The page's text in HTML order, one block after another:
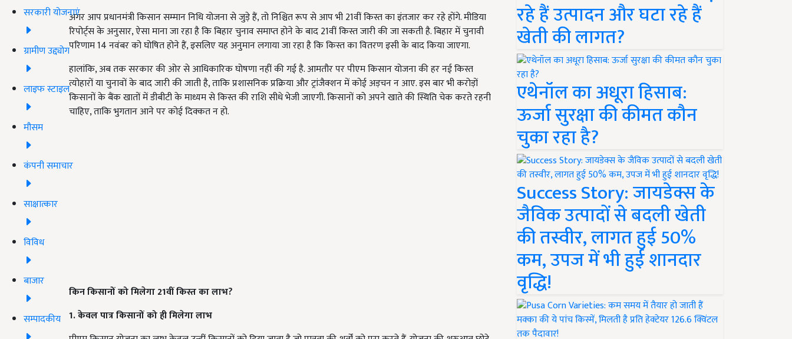
सरकारी योजनाएं
ग्रामीण उद्द्योग
लाइफ स्टाइल
मौसम
कंपनी समाचार
साक्षात्कार
विविध
बाजार
सम्पादकीय
अगर आप प्रधानमंत्री किसान सम्मान निधि योजना से जुड़े हैं, तो निश्चित रूप से आप भी 21वीं किस्त का इंतजार कर रहे होंगे. मीडिया
रिपोर्ट्स के अनुसार, ऐसा माना जा रहा है कि बिहार चुनाव समाप्त होने के बाद 21वीं किस्त जारी की जा सकती है. बिहार में चुनावी
परिणाम 14 नवंबर को घोषित होने हैं, इसलिए यह अनुमान लगाया जा रहा है कि किस्त का वितरण इसी के बाद किया जाएगा.
हालांकि, अब तक सरकार की ओर से आधिकारिक घोषणा नहीं की गई है. आमतौर पर पीएम किसान योजना की हर नई किस्त
त्योहारों या चुनावों के बाद जारी की जाती है, ताकि प्रशासनिक प्रक्रिया और ट्रांजैक्शन में कोई अड़चन न आए. इस बार भी करोड़ों
किसानों के बैंक खातों में डीबीटी के माध्यम से किस्त की राशि सीधे भेजी जाएगी. किसानों को अपने खाते की स्थिति चेक करते रहनी
चाहिए, ताकि भुगतान आने पर कोई दिक्कत न हो.
किन किसानों को मिलेगा 21वीं किस्त का लाभ?
1. केवल पात्र किसानों को ही मिलेगा लाभ
रहे हैं उत्पादन और घटा रहे हैं
खेती की लागत?
एथेनॉल का अधूरा हिसाब:
ऊर्जा सुरक्षा की कीमत कौन
चुका रहा है?
Success Story: जायडेक्स के
जैविक उत्पादों से बदली खेती
की तस्वीर, लागत हुई 50%
कम, उपज में भी हुई शानदार
वृद्धि!